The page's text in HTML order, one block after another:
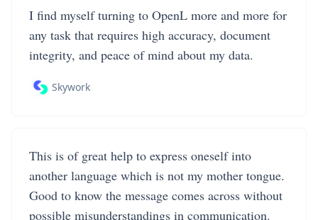
I find myself turning to OpenL more and more for
any task that requires high accuracy, document
integrity, and peace of mind about my data.
Skywork
This is of great help to express oneself into
another language which is not my mother tongue.
Good to know the message comes across without
possible misunderstandings in communication.